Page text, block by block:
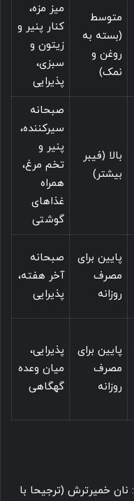
متوسط
(بسته به
روغن و
نمک)
میز مزه،
کنار پنیر و
زیتون و
سبزی،
پذیرایی
بالا (فیبر
بیشتر)
صبحانه
سیرکننده،
پنیر و
تخم مرغ،
همراه
غذاهای
گوشتی
پایین برای
مصرف
روزانه
صبحانه
آخر هفته،
پذیرایی
پایین برای
مصرف
روزانه
پذیرایی،
میان وعده
گهگاهی
: نان خمیرترش (ترجیحا با